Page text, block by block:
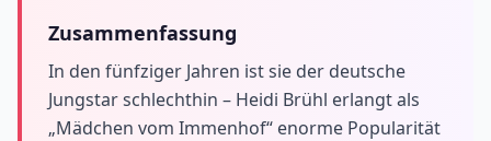
Zusammenfassung
In den fünfziger Jahren ist sie der deutsche
Jungstar schlechthin – Heidi Brühl erlangt als
„Mädchen vom Immenhof“ enorme Popularität